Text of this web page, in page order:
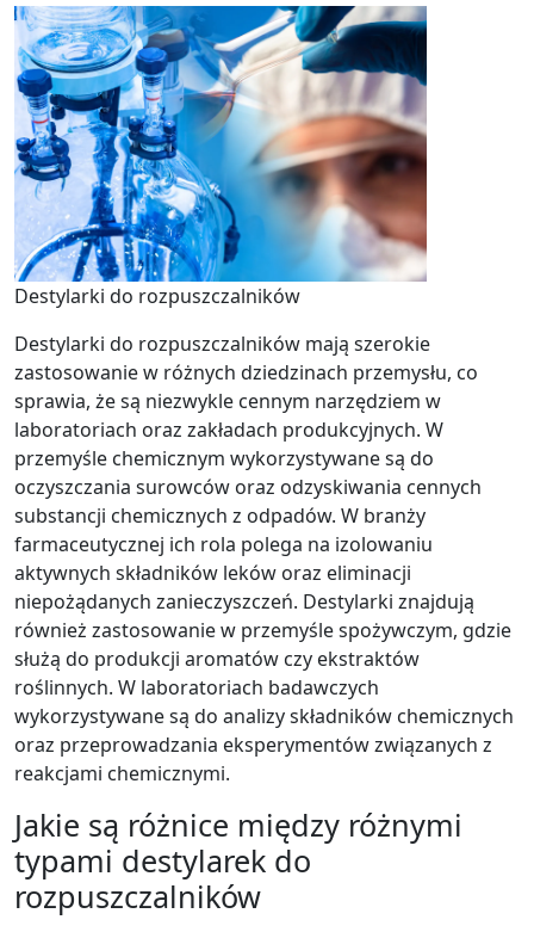
Destylarki do rozpuszczalników
Destylarki do rozpuszczalników mają szerokie
zastosowanie w różnych dziedzinach przemysłu, co
sprawia, że są niezwykle cennym narzędziem w
laboratoriach oraz zakładach produkcyjnych. W
przemyśle chemicznym wykorzystywane są do
oczyszczania surowców oraz odzyskiwania cennych
substancji chemicznych z odpadów. W branży
farmaceutycznej ich rola polega na izolowaniu
aktywnych składników leków oraz eliminacji
niepożądanych zanieczyszczeń. Destylarki znajdują
również zastosowanie w przemyśle spożywczym, gdzie
służą do produkcji aromatów czy ekstraktów
roślinnych. W laboratoriach badawczych
wykorzystywane są do analizy składników chemicznych
oraz przeprowadzania eksperymentów związanych z
reakcjami chemicznymi.
Jakie są różnice między różnymi
typami destylarek do
rozpuszczalników